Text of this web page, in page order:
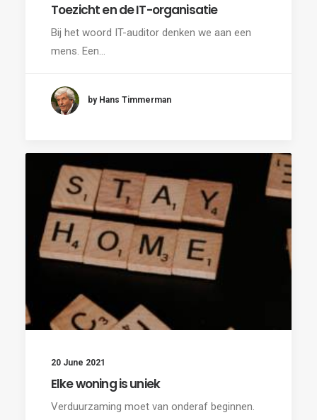
Toezicht en de IT-organisatie
Bij het woord IT-auditor denken we aan een
mens. Een…
by Hans Timmerman
20 June 2021
Elke woning is uniek
Verduurzaming moet van onderaf beginnen.